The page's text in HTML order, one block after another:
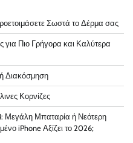
Σωστά το Δέρμα σας
για Πιο Γρήγορα και Καλύτερα
Διακόσμηση
Κορνίζες
Μεγάλη Μπαταρία ή Νεότερη
iPhone Αξίζει το 2026;